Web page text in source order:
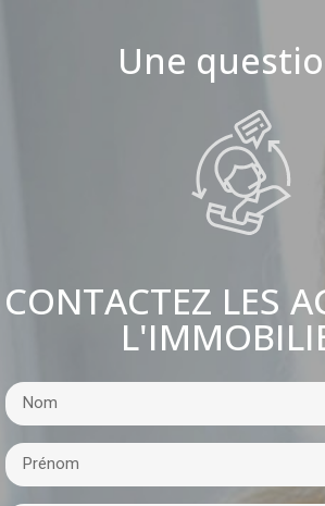
Une
CONTACTEZ LES